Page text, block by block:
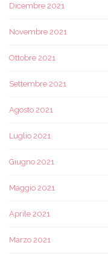
Dicembre 2021
Novembre 2021
Ottobre 2021
Settembre 2021
Agosto 2021
Luglio 2021
Giugno 2021
Maggio 2021
Aprile 2021
Marzo 2021